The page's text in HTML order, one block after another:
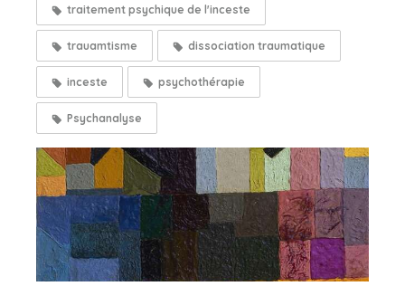
traitement psychique de l'inceste
trauamtisme dissociation traumatique
inceste psychothérapie
Psychanalyse